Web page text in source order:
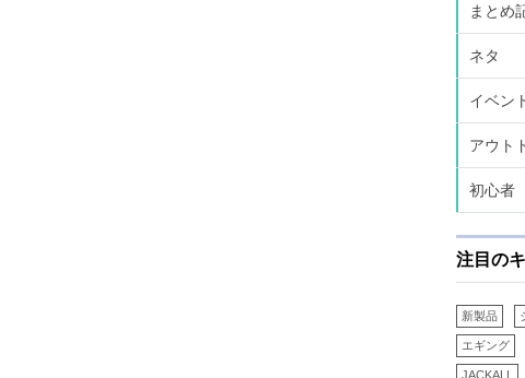
まとめ
ネタ
イベン
アウト
初心者
注目の
新製品
エギング
JACKALL